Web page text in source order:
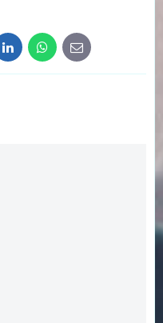
LinkedInWhatsApp
E-
mail